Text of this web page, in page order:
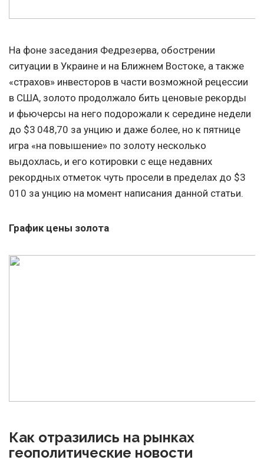
На фоне заседания Федрезерва, обострении
ситуации в Украине и на Ближнем Востоке, а также
«страхов» инвесторов в части возможной рецессии
в США, золото продолжало бить ценовые рекорды
и фьючерсы на него подорожали к середине недели
до $3 048,70 за унцию и даже более, но к пятнице
игра «на повышение» по золоту несколько
выдохлась, и его котировки с еще недавних
рекордных отметок чуть просели в пределах до $3
010 за унцию на момент написания данной статьи.
График цены золота
Как отразились на рынках
геополитические новости